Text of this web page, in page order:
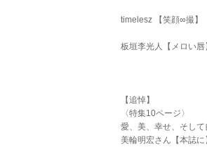
timelesz 【笑顔∞撮】
板垣李光人【メロい唇
【追悼】
〈特集10ページ〉
愛、美、幸せ、そし
美輪明宏さん【本誌